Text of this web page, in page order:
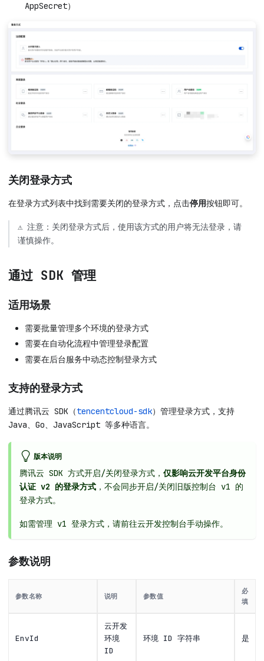
AppSecret）
关闭登录方式
在登录方式列表中找到需要关闭的登录方式，点击停用按钮即可。
⚠️ 注意：关闭登录方式后，使用该方式的用户将无法登录，请
谨慎操作。
通过 SDK 管理
适用场景
需要批量管理多个环境的登录方式
需要在自动化流程中管理登录配置
需要在后台服务中动态控制登录方式
支持的登录方式
通过腾讯云 SDK（tencentcloud-sdk）管理登录方式，支持
Java、Go、JavaScript 等多种语言。
版本说明
腾讯云 SDK 方式开启/关闭登录方式， 仅影响云开发平台身份
认证 v2 的登录方式 ，不会同步开启/关闭旧版控制台 v1 的
登录方式。
如需管理 v1 登录方式，请前往云开发控制台手动操作。
参数说明
参数名称 说明 参数值
必
填
EnvId
云开发
环境
ID
环境 ID 字符串 是